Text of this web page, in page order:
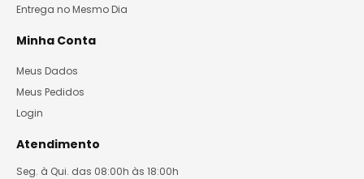
Entrega no Mesmo Dia
Minha Conta
Meus Dados
Meus Pedidos
Login
Atendimento
Seg. à Qui. das 08:00h às 18:00h